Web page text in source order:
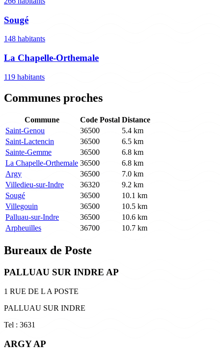
Sougé
148 habitants
La Chapelle-Orthemale
119 habitants
Communes proches
Commune Code Postal Distance
Saint-Genou
36500
5.4 km
Saint-Lactencin
36500
6.5 km
Sainte-Gemme
36500
6.8 km
La Chapelle-Orthemale 36500
6.8 km
Argy
36500
7.0 km
Villedieu-sur-Indre
36320
9.2 km
Sougé
36500
10.1 km
Villegouin
36500
10.5 km
Palluau-sur-Indre
36500
10.6 km
Arpheuilles
36700 10.7 km
Bureaux de Poste
PALLUAU SUR INDRE AP
1 RUE DE L A POSTE
PALLUAU SUR INDRE
Tel : 3631
ARGY AP